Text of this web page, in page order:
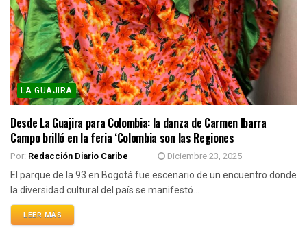
LA GUAJIRA
Desde La Guajira para Colombia: la danza de Carmen Ibarra
Campo brilló en la feria ‘Colombia son las Regiones
Por: Redacción Diario Caribe Diciembre 23, 2025
El parque de la 93 en Bogotá fue escenario de un encuentro donde
la diversidad cultural del país se manifestó...
LEER MÁS